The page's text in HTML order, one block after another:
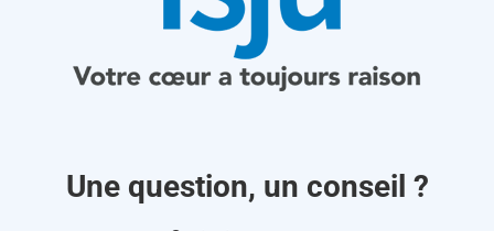
Une question, un conseil ?